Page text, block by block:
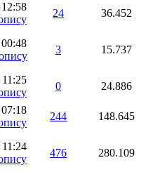
12:58
24
36.452
00:48
3 15.737
11:25
0
24.886
07:18
244
148.645
11:24
476 280.109